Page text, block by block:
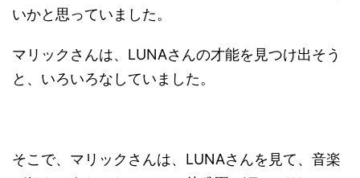
いかと思っていました。
マリックさんは、LUNAさんの才能を見つけ出そう
と、いろいろなしていました。
そこで、マリックさんは、LUNAさんを見て、音楽